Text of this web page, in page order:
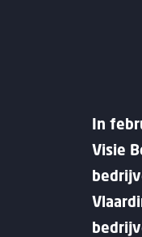
In
Visie